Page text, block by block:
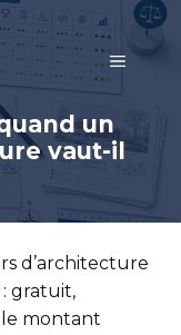
MENU
un
vaut-il
d’architecture
gratuit,
le montant